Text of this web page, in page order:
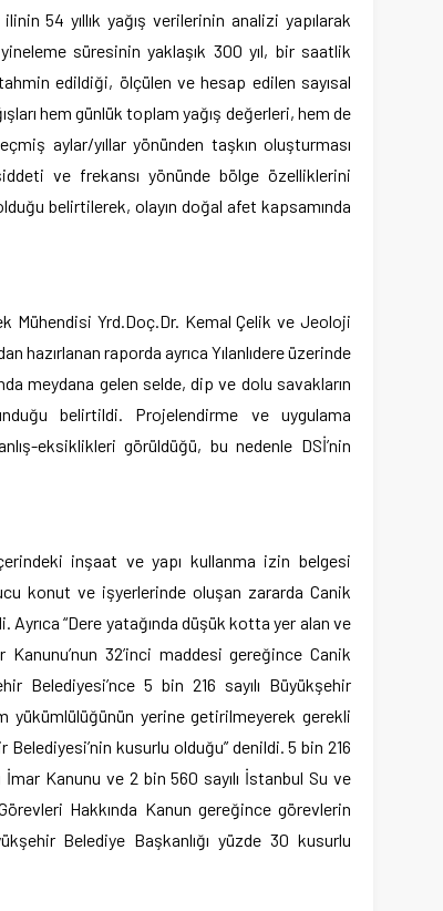
54 yıllık yağış verilerinin analizi yapılarak
süresinin yaklaşık 300 yıl, bir saatlik
edildiği, ölçülen ve hesap edilen sayısal
hem günlük toplam yağış değerleri, hem de
aylar/yıllar yönünden taşkın oluşturması
ve frekansı yönünde bölge özelliklerini
belirtilerek, olayın doğal afet kapsamında
Mühendisi Yrd.Doç.Dr. Kemal Çelik ve Jeoloji
hazırlanan raporda ayrıca Yılanlıdere üzerinde
meydana gelen selde, dip ve dolu savakların
belirtildi. Projelendirme ve uygulama
eksiklikleri görüldüğü, bu nedenle DSİ’nin
inşaat ve yapı kullanma izin belgesi
konut ve işyerlerinde oluşan zararda Canik
“Dere yatağında düşük kotta yer alan ve
Kanunu’nun 32’inci maddesi gereğince Canik
Belediyesi’nce 5 bin 216 sayılı Büyükşehir
yükümlülüğünün yerine getirilmeyerek gerekli
kusurlu olduğu” denildi. 5 bin 216
İmar Kanunu ve 2 bin 560 sayılı İstanbul Su ve
Hakkında Kanun gereğince görevlerin
Belediye Başkanlığı yüzde 30 kusurlu